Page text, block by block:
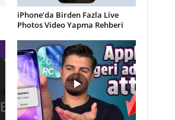
iPhone’da Birden Fazla Live
Photos Video Yapma Rehberi